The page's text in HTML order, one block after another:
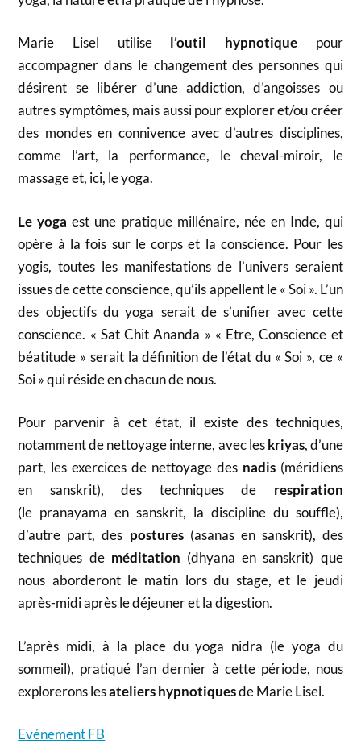
Marie Lisel utilise l’outil hypnotiquepour
accompagner dans le changement des personnes qui
désirent se libérer d’une addiction, d’angoisses ou
autres symptômes, mais aussi pour explorer et/ou créer
des mondes en connivence avec d’autres disciplines,
comme l’art, la performance, le cheval-miroir, le
massage et, ici, le yoga.
Le yoga est une pratique millénaire, née en Inde, qui
opère à la fois sur le corps et la conscience. Pour les
yogis, toutes les manifestations de l’univers seraient
issues de cette conscience, qu’ils appellent le « Soi ». L’un
des objectifs du yoga serait de s’unifier avec cette
conscience. « Sat Chit Ananda » « Etre, Conscience et
béatitude » serait la définition de l’état du « Soi », ce «
Soi » qui réside en chacun de nous.
Pour parvenir à cet état, il existe des techniques,
notamment de nettoyage interne, avec leskriyas, d’une
part, les exercices de nettoyage des nadis(méridiens
en sanskrit), des techniques de respiration
(le pranayama en sanskrit, la discipline du souffle),
d’autre part, des postures(asanas en sanskrit), des
techniques de méditation (dhyana en sanskrit) que
nous aborderont le matin lors du stage, et le jeudi
après-midi après le déjeuner et la digestion.
L’après midi, à la place du yoga nidra (le yoga du
sommeil), pratiqué l’an dernier à cette période, nous
explorerons lesateliers hypnotiquesde Marie Lisel.
Evénement FB